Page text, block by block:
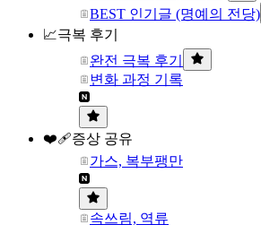
BEST 인기글 (명예의 전당)
📈극복 후기
완전 극복 후기
변화 과정 기록
❤️‍🩹증상 공유
가스, 복부팽만
속쓰림, 역류